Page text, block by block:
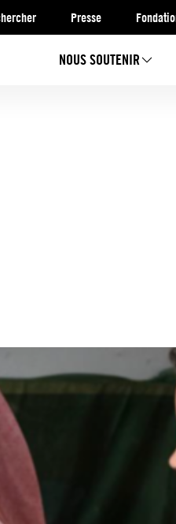
Presse
NOUS SOUTENIR